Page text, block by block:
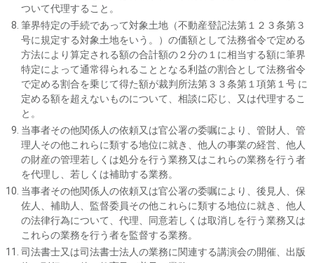
ついて代理すること。
筆界特定の手続であって対象土地（不動産登記法第１２３条第３
号に規定する対象土地をいう。）の価額として法務省令で定める
方法により算定される額の合計額の２分の１に相当する額に筆界
特定によって通常得られることとなる利益の割合として法務省令
で定める割合を乗じて得た額が裁判所法第３３条第１項第１号 に
定める額を超えないものについて、相談に応じ、又は代理するこ
と。
当事者その他関係人の依頼又は官公署の委嘱により、管財人、管
理人その他これらに類する地位に就き、他人の事業の経営、他人
の財産の管理若しくは処分を行う業務又はこれらの業務を行う者
を代理し、若しくは補助する業務。
当事者その他関係人の依頼又は官公署の委嘱により、後見人、保
佐人、補助人、監督委員その他これらに類する地位に就き、他人
の法律行為について、代理、同意若しくは取消しを行う業務又は
これらの業務を行う者を監督する業務。
司法書士又は司法書士法人の業務に関連する講演会の開催、出版